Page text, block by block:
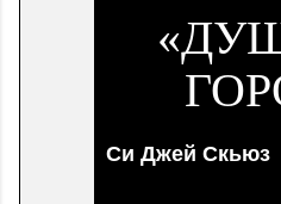
Си Джей Скьюз